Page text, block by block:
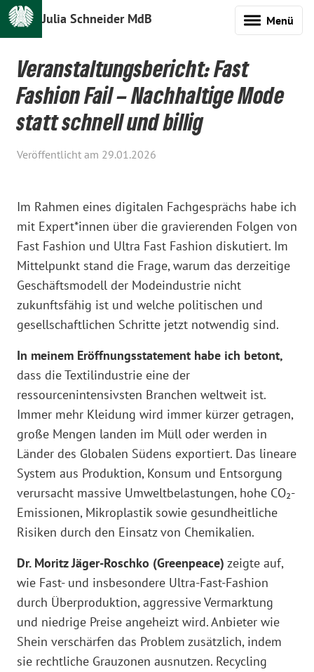
Julia Schneider MdB Menü
Veranstaltungsbericht: Fast
Fashion Fail – Nachhaltige Mode
statt schnell und billig
Veröffentlicht am 29.01.2026
Im Rahmen eines digitalen Fachgesprächs habe ich
mit Expert*innen über die gravierenden Folgen von
Fast Fashion und Ultra Fast Fashion diskutiert. Im
Mittelpunkt stand die Frage, warum das derzeitige
Geschäftsmodell der Modeindustrie nicht
zukunftsfähig ist und welche politischen und
gesellschaftlichen Schritte jetzt notwendig sind.
In meinem Eröffnungsstatement habe ich betont,
dass die Textilindustrie eine der
ressourcenintensivsten Branchen weltweit ist.
Immer mehr Kleidung wird immer kürzer getragen,
große Mengen landen im Müll oder werden in
Länder des Globalen Südens exportiert. Das lineare
System aus Produktion, Konsum und Entsorgung
verursacht massive Umweltbelastungen, hohe CO₂-
Emissionen, Mikroplastik sowie gesundheitliche
Risiken durch den Einsatz von Chemikalien.
Dr. Moritz Jäger-Roschko (Greenpeace) zeigte auf,
wie Fast- und insbesondere Ultra-Fast-Fashion
durch Überproduktion, aggressive Vermarktung
und niedrige Preise angeheizt wird. Anbieter wie
Shein verschärfen das Problem zusätzlich, indem
sie rechtliche Grauzonen ausnutzen. Recycling